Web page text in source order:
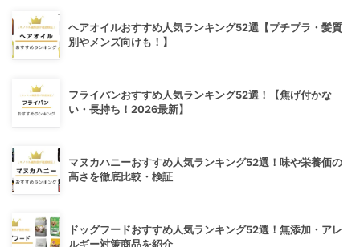
ヘアオイルおすすめ人気ランキング52選【プチプラ・髪質
別やメンズ向けも！】
フライパンおすすめ人気ランキング52選！【焦げ付かな
い・長持ち！2026最新】
マヌカハニーおすすめ人気ランキング52選！味や栄養価の
高さを徹底比較・検証
ドッグフードおすすめ人気ランキング52選！無添加・アレ
ルギー対策商品を紹介